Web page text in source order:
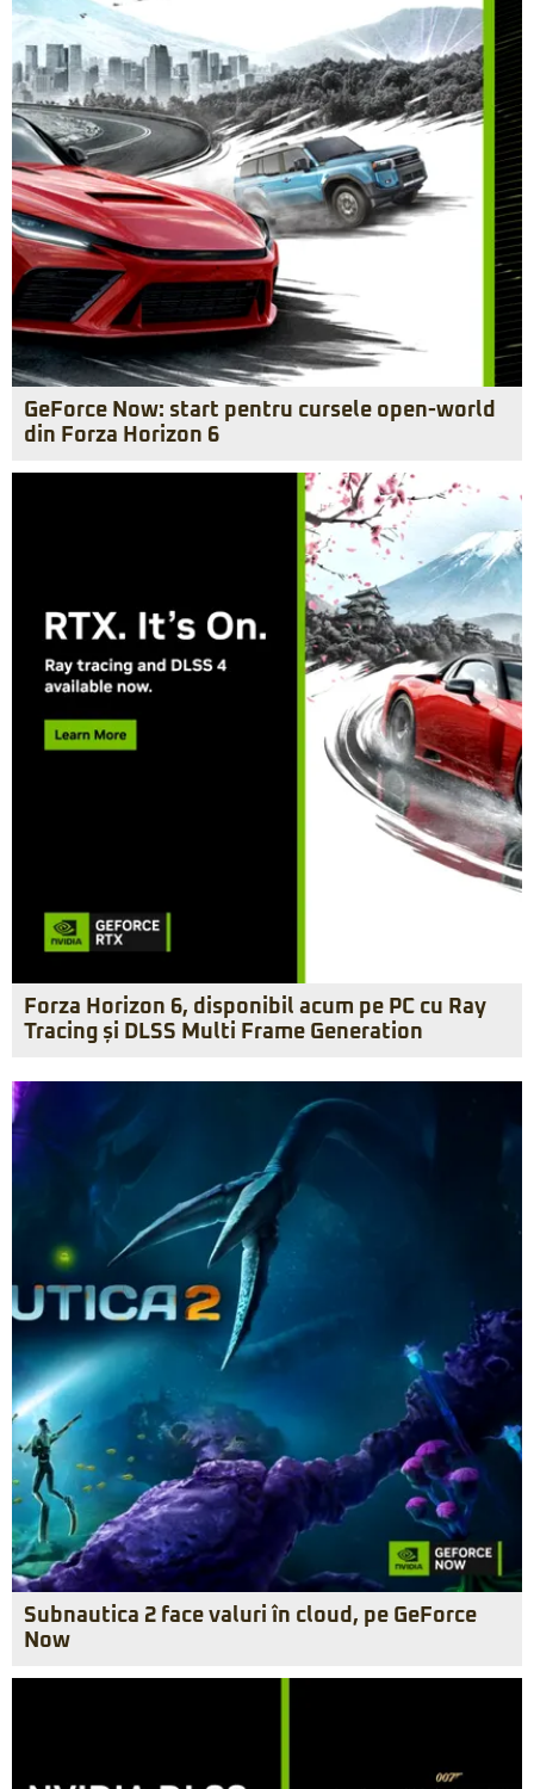
GeForce Now: start pentru cursele open-world
din Forza Horizon 6
Forza Horizon 6, disponibil acum pe PC cu Ray
Tracing și DLSS Multi Frame Generation
Subnautica 2 face valuri în cloud, pe GeForce
Now